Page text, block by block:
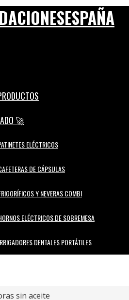
🚀
ELÉCTRICOS
DE CÁPSULAS
Y NEVERAS COMBI
ELÉCTRICOS DE SOBREMESA
DENTALES PORTÁTILES
sin aceite